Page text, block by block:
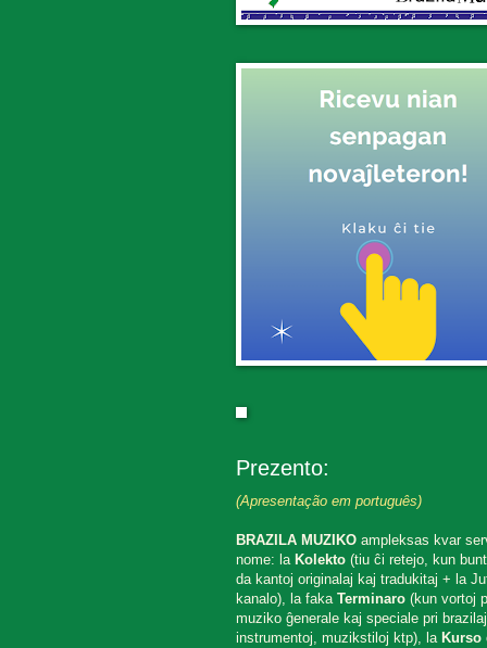
Prezento:
(Apresentação em português)
BRAZILA MUZIKOampleksas kvar
nome: la Kolekto(tiu ĉi retejo, kun
da kantoj originalaj kaj tradukitaj + la
kanalo), la faka Terminaro(kun vortoj
muziko ĝenerale kaj speciale pri brazilaj
instrumentoj, muzikstiloj ktp), la Kurso